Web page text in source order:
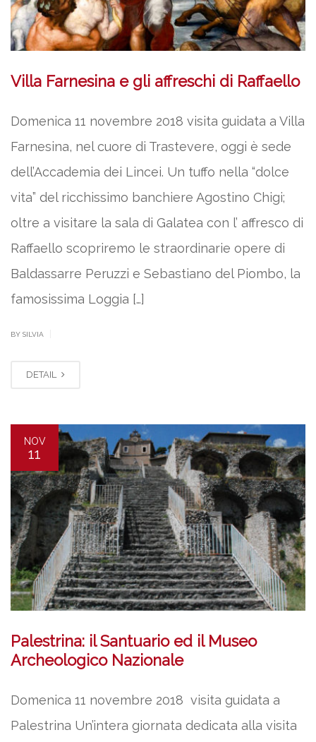
Villa Farnesina e gli affreschi di Raffaello
Domenica 11 novembre 2018 visita guidata a Villa
Farnesina, nel cuore di Trastevere, oggi è sede
dell’Accademia dei Lincei. Un tuffo nella “dolce
vita” del ricchissimo banchiere Agostino Chigi;
oltre a visitare la sala di Galatea con l’ affresco di
Raffaello scopriremo le straordinarie opere di
Baldassarre Peruzzi e Sebastiano del Piombo, la
famosissima Loggia […]
BY SILVIA
DETAIL
NOV
11
Palestrina: il Santuario ed il Museo
Archeologico Nazionale
Domenica 11 novembre 2018 visita guidata a
Palestrina Un’intera giornata dedicata alla visita